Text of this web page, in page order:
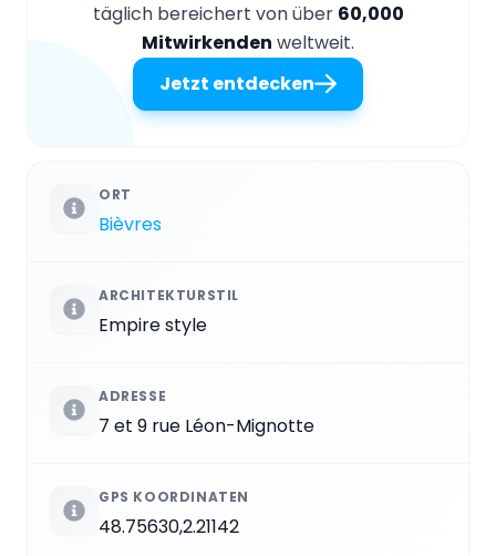
täglich bereichert von über 60,000
Mitwirkenden weltweit.
Jetzt entdecken
ORT
Bièvres
ARCHITEKTURSTIL
Empire style
ADRESSE
7 et 9 rue Léon-Mignotte
GPS KOORDINATEN
48.75630,2.21142